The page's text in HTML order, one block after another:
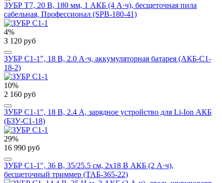
ЗУБР Т7, 20 В, 180 мм, 1 АКБ (4 А·ч), бесщеточная пила
сабельная, Профессионал (SPB-180-41)
4%
3 120 руб
ЗУБР С1-1", 18 В, 2.0 А·ч, аккумуляторная батарея (АКБ-С1-
18-2)
10%
2 160 руб
ЗУБР С1-1", 18 В, 2.4 А, зарядное устройство для Li-Ion АКБ
(БЗУ-С1-18)
29%
16 990 руб
ЗУБР С1-1", 36 В, 35/25.5 см, 2х18 В АКБ (2 А·ч),
бесщеточный триммер (ТАБ-365-22)